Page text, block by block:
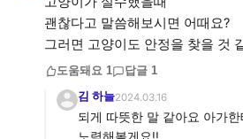
괜찮다고 말씀해보시면 어때요?
그러면 고양이도 안정을 찾을 것
도움돼요 1 답글 1
김 하늘2024.03.16
되게 따뜻한 말 같아요 아가